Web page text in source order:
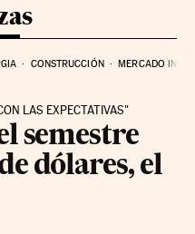
CONSTRUCCIÓN MERCADO
LAS EXPECTATIVAS"
semestre
dólares, el